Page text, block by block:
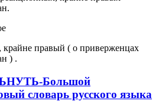
правый ( о приверженцах
) .
Большой
словарь русского языка